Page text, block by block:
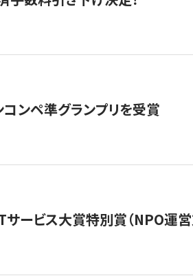
ンペ準グランプリを受賞
ービス大賞特別賞（NPO運